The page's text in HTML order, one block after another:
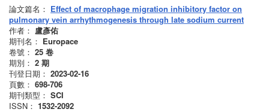
論文篇名： Effect of macrophage migration inhibitory factor on
pulmonary vein arrhythmogenesis through late sodium current
作者： 盧彥佑
期刊名： Europace
卷號： 25 卷
期別： 2 期
刊登日期： 2023-02-16
頁數： 698-706
期刊類型： SCI
ISSN： 1532-2092